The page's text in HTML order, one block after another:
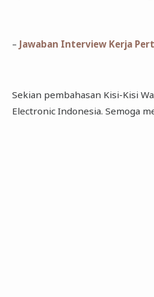
– Jawaban Interview Kerja
Sekian pembahasan Kisi-Kisi
Electronic Indonesia. Semoga